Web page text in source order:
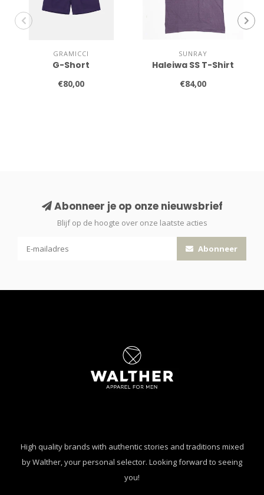
GRAMICCI
G-Short
€80,00
SUNRAY
Haleiwa SS T-Shirt
€84,00
Abonneer je op onze nieuwsbrief
Blijf op de hoogte over onze laatste acties
Abonneer
High quality brands with authentic stories and traditions mixed
by Walther, your personal selector. Looking forward to seeing
you!